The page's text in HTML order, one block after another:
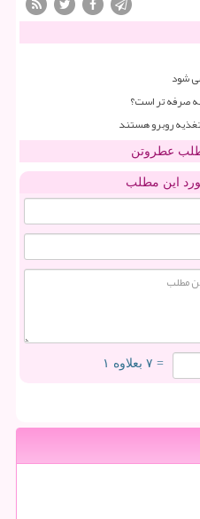
شود
صرفه تر است؟
روبرو هستند
عطروتن
این مطلب
= ۷ بعلاوه ۱